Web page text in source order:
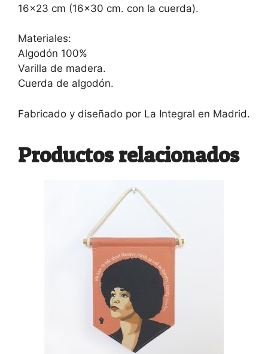
16×23 cm (16×30 cm. con la cuerda).
Materiales:
Algodón 100%
Varilla de madera.
Cuerda de algodón.
Fabricado y diseñado por La Integral en Madrid.
Productos relacionados